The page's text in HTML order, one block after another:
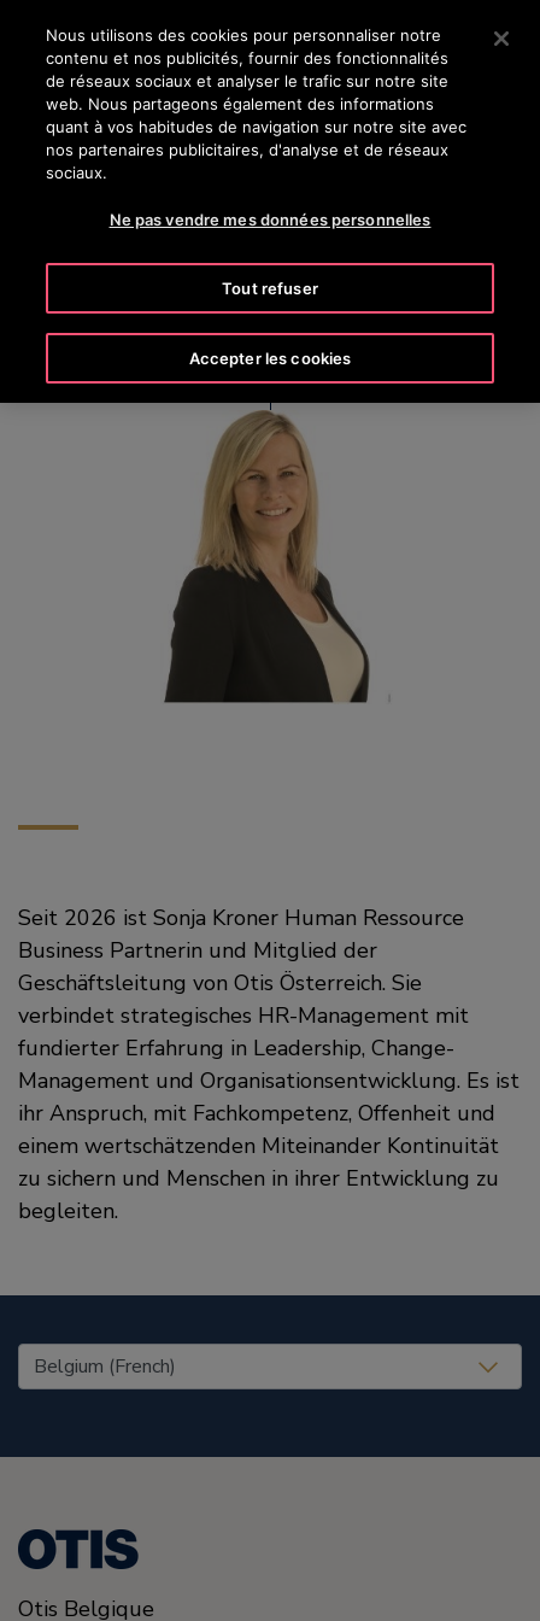
Appuyez sur Entrée pour passer au contenu principal
RECHERCHER
Sonja Kroner
HR Business Partner
Seit 2026 ist Sonja Kroner Human Ressource
Business Partnerin und Mitglied der
Geschäftsleitung von Otis Österreich. Sie
verbindet strategisches HR-Management mit
fundierter Erfahrung in Leadership, Change-
Management und Organisationsentwicklung. Es ist
ihr Anspruch, mit Fachkompetenz, Offenheit und
einem wertschätzenden Miteinander Kontinuität
zu sichern und Menschen in ihrer Entwicklung zu
begleiten.
United States (EN)
Otis Belgique
Nous utilisons des cookies pour personnaliser notre
contenu et nos publicités, fournir des fonctionnalités
de réseaux sociaux et analyser le trafic sur notre site
web. Nous partageons également des informations
quant à vos habitudes de navigation sur notre site avec
nos partenaires publicitaires, d'analyse et de réseaux
sociaux.
Ne pas vendre mes données personnelles
Tout refuser
Accepter les cookies